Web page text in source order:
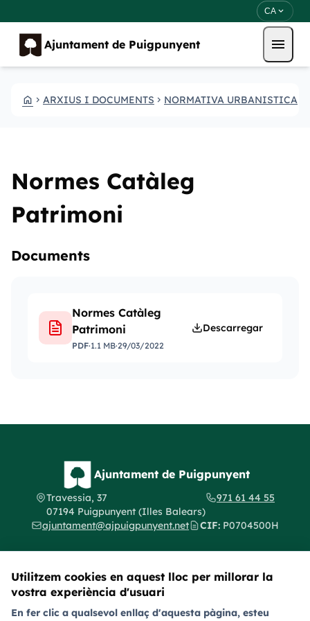
CA expand_more
Ajuntament de Puigpunyent menu
HOME CHEVRON_RIGHT ARXIUS I DOCUMENTS CHEVRON_RIGHT NORMATIVA URBANISTICA
Normes Catàleg
Patrimoni
Documents
Normes Catàleg
Patrimoni
PDF·1.1 MB·29/03/2022
Descarregar
Ajuntament de Puigpunyent
Travessia, 37
07194 Puigpunyent (Illes Balears)
971 61 44 55
ajuntament@ajpuigpunyent.net CIF: P0704500H
Segueix-nos a les xarxes socials
Utilitzem cookies en aquest lloc per millorar la
vostra experiència d'usuari
En fer clic a qualsevol enllaç d'aquesta pàgina, esteu